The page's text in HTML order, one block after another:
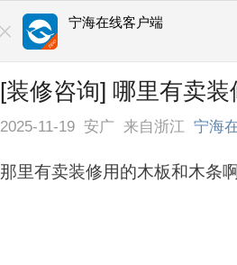
宁海在线客户端
[装修咨询] 哪里有卖
2025-11-19 安广 来自浙江 宁海
那里有卖装修用的木板和木条